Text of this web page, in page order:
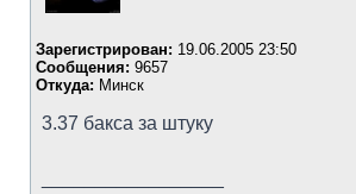
Зарегистрирован: 19.06.2005 23:50
Сообщения: 9657
Откуда: Минск
3.37 бакса за штуку